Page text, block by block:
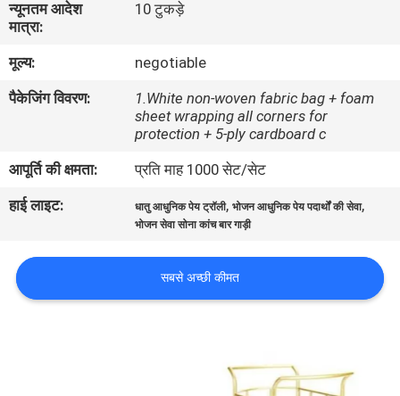
हमारे
बारे
में
फैक्टरी
यात्रा
हमसे
संपर्क
न्यूनतम आदेश
मात्रा:
10 टुकड़े
मूल्य:
negotiable
पैकेजिंग विवरण:
1.White non-woven fabric bag + foam
sheet wrapping all corners for
protection + 5-ply cardboard c
आपूर्ति की क्षमता:
प्रति माह 1000 सेट/सेट
हाई लाइट:
धातु आधुनिक पेय ट्रॉली,भोजन आधुनिक पेय पदार्थों की सेवा,
भोजन सेवा सोना कांच बार गाड़ी
सबसे अच्छी कीमत